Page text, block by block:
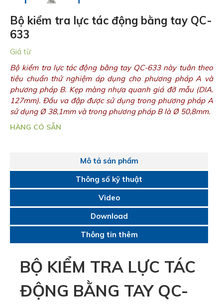
Bộ kiểm tra lực tác động bằng tay QC-
633
Giá từ
Bộ kiểm tra lực tác động bằng tay QC-633 này tuân theo
tiêu chuẩn thử nghiệm áp dụng cho phương pháp A và
phương pháp B. Kẹp màng nhựa quanh giá đỡ mẫu (DIA.
127mm). Đầu va đập được sử dụng trong phương pháp A
sử dụng Ø 38,1mm và trong phương pháp B là Ø 50,8mm.
HÀNG CÓ SẴN
Mô tả sản phẩm
Thông số kỹ thuật
Video
Download
Thông tin thêm
BỘ KIỂM TRA LỰC TÁC
ĐỘNG BẰNG TAY QC-